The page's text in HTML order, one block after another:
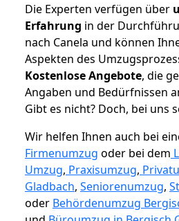
Die Experten verfügen über
Erfahrung in der
nach Canela und können
Aspekten des
Kostenlose Angebote, die
Angaben und Bedürfnissen
Gibt es nicht? Doch, bei uns
Wir helfen Ihnen auch bei
Firmenumzug oder bei dem
Umzug, Praxisumzug,
Gladbach, Seniorenumzug,
oder Behördenumzug